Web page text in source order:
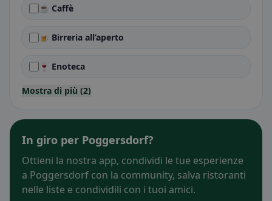
☕ Caffè
🍺 Birreria all’aperto
🍷 Enoteca
Mostra di più (2)
In giro per Poggersdorf?
Ottieni la nostra app, condividi le tue esperienze
a Poggersdorf con la community, salva ristoranti
nelle liste e condividili con i tuoi amici.